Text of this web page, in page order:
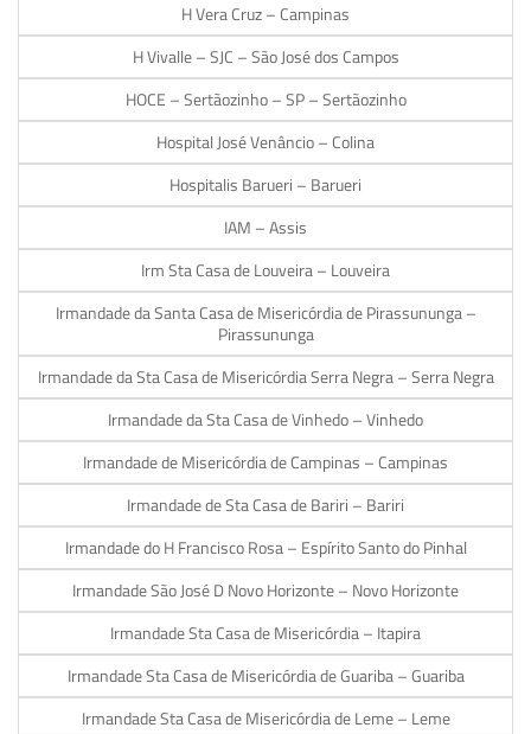
H Vera Cruz – Campinas
H Vivalle – SJC – São José dos Campos
HOCE – Sertãozinho – SP – Sertãozinho
Hospital José Venâncio – Colina
Hospitalis Barueri – Barueri
IAM – Assis
Irm Sta Casa de Louveira – Louveira
Irmandade da Santa Casa de Misericórdia de Pirassununga –
Pirassununga
Irmandade da Sta Casa de Misericórdia Serra Negra – Serra Negra
Irmandade da Sta Casa de Vinhedo – Vinhedo
Irmandade de Misericórdia de Campinas – Campinas
Irmandade de Sta Casa de Bariri – Bariri
Irmandade do H Francisco Rosa – Espírito Santo do Pinhal
Irmandade São José D Novo Horizonte – Novo Horizonte
Irmandade Sta Casa de Misericórdia – Itapira
Irmandade Sta Casa de Misericórdia de Guariba – Guariba
Irmandade Sta Casa de Misericórdia de Leme – Leme